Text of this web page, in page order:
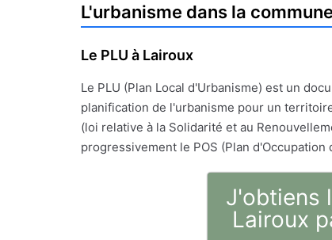
L'urbanisme dans la
Le PLU à Lairoux
Le PLU (Plan Local d'Urbanisme) est un
planification de l'urbanisme pour un
(loi relative à la Solidarité et au
progressivement le POS (Plan d'Occupation
J'obtiens
Lairoux